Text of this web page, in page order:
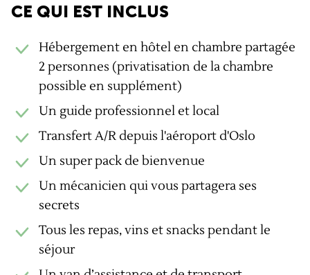
CE QUI EST INCLUS
Hébergement en hôtel en chambre partagée
2 personnes (privatisation de la chambre
possible en supplément)
Un guide professionnel et local
Transfert A/R depuis l'aéroport d'Oslo
Un super pack de bienvenue
Un mécanicien qui vous partagera ses
secrets
Tous les repas, vins et snacks pendant le
séjour